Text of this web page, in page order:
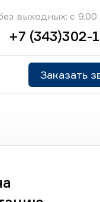
выходных: с 9.00
+7 (343)302-
Заказать